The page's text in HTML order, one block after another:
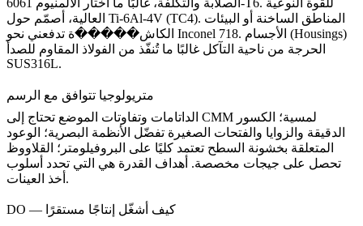
الصلابة والتكلفة، غالبًا ما أختار الألمنيوم 6061-T6. للقوة النوعية
Ti-6Al-4V (TC4). المناطق الساخنة أو البيئات
Inconel 718. الأجسام (Housings)
الحرجة من ناحية التآكل غالبًا ما تُنفّذ من الفولاذ المقاوم للصدأ
SUS316L.
متريولوجيا تتوافق مع الرسم
الداتامات وتفاوتات الموضع تحتاج إلى CMM لمسية؛ الكسور
الدقيقة والزوايا والفتحات الصغيرة تفضّل الأنظمة البصرية؛ الوعود
المتعلقة بخشونة السطح تعتمد كليًا على البروفيلومتر؛ القلاووظ
تحصل على جيجات مخصصة. أهداف القدرة هي التي تحدد أسلوب
أخذ العينات.
DO — كيف أشغّل إنتاجًا مستقرًا